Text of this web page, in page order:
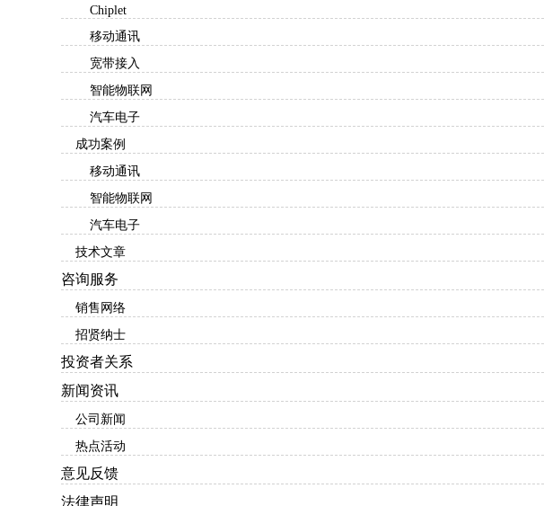
Chiplet
移动通讯
宽带接入
智能物联网
汽车电子
成功案例
移动通讯
智能物联网
汽车电子
技术文章
咨询服务
销售网络
招贤纳士
投资者关系
新闻资讯
公司新闻
热点活动
意见反馈
法律声明